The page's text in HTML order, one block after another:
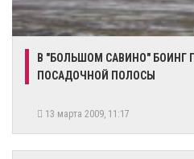
В "БОЛЬШОМ САВИНО" БОИНГ
ПОСАДОЧНОЙ ПОЛОСЫ
13 марта 2009, 11:17